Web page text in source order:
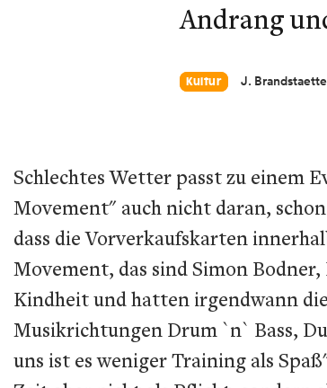
Andrang
Kultur J.
Schlechtes Wetter passt zu einem
Movement" auch nicht daran,
dass die Vorverkaufskarten
Movement, das sind Simon
Kindheit und hatten irgendwann
Musikrichtungen Drum `n` Bass,
uns ist es weniger Training als